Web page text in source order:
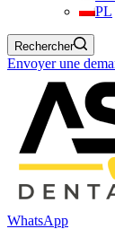
PL
Rechercher
Envoyer une
WhatsApp